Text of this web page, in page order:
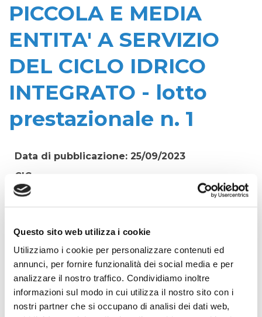
Questo sito web utilizza i cookie
Utilizziamo i cookie per personalizzare contenuti ed
annunci, per fornire funzionalità dei social media e per
analizzare il nostro traffico. Condividiamo inoltre
informazioni sul modo in cui utilizza il nostro sito con i
nostri partner che si occupano di analisi dei dati web,
PICCOLA E MEDIA
ENTITA' A SERVIZIO
DEL CICLO IDRICO
INTEGRATO - lotto
prestazionale n. 1
Data di pubblicazione: 25/09/2023
CIG:
99640344F9
Struttura proponente:
Tecnico
Oggetto:
CONTRATTI ATTUATIVI LAVORI EDILI DI PICCOLA
E MEDIA ENTITA' A SERVIZIO DEL CICLO IDRICO
INTEGRATO - lotto prestazionale n. 1